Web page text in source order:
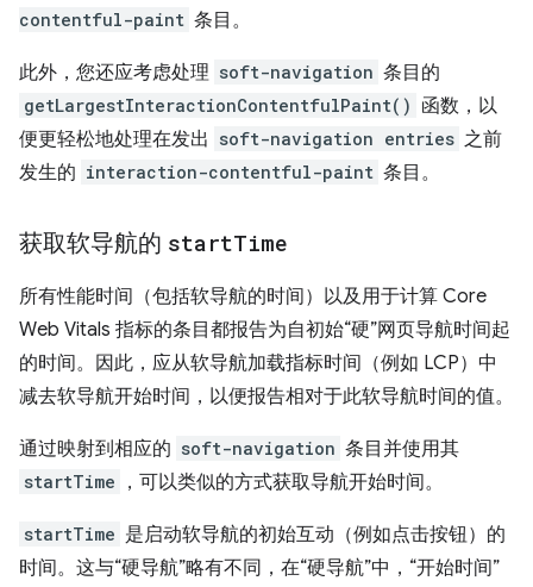
contentful-paint 条目。
此外，您还应考虑处理 soft-navigation 条目的
getLargestInteractionContentfulPaint() 函数，以
便更轻松地处理在发出 soft-navigation entries 之前
发生的 interaction-contentful-paint 条目。
获取软导航的 startTime
所有性能时间（包括软导航的时间）以及用于计算 Core
Web Vitals 指标的条目都报告为自初始“硬”网页导航时间起
的时间。因此，应从软导航加载指标时间（例如 LCP）中
减去软导航开始时间，以便报告相对于此软导航时间的值。
通过映射到相应的 soft-navigation 条目并使用其
startTime ，可以类似的方式获取导航开始时间。
startTime 是启动软导航的初始互动（例如点击按钮）的
时间。这与“硬导航”略有不同，在“硬导航”中，“开始时间”